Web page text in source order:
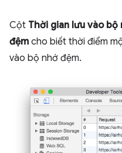
Cột Thời gian lưu vào bộ
đệm cho biết thời điểm
vào bộ nhớ đệm.